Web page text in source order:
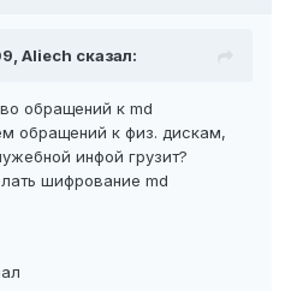
Aliech сказал:
обращений к md
обращений к физ. дискам,
инфой грузит?
шифрование md